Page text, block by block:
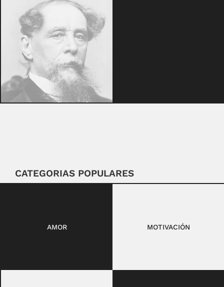
CATEGORIAS POPULARES
AMOR MOTIVACIÓN